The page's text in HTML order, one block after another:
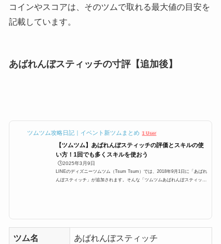
コインやスコアは、そのツムで取れる最大値の目安を
記載しています。
あばれんぼスティッチの寸評【追加後】
ツムツム攻略日記｜イベント新ツムまとめ 1 User
【ツムツム】あばれんぼスティッチの評価とスキルの使
い方！1回でも多くスキルを使おう
🕒️2025年3月9日
LINEのディズニーツムツム（Tsum Tsum）では、2018年9月1日に「あばれ
んぼスティッチ」が追加されます。そんな「ツムツムあばれんぼスティッ
ツム名 あばれんぼスティッチ